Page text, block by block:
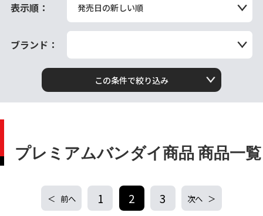
表示順： 発売日の新しい順
ブランド：
この条件で絞り込み
プレミアムバンダイ商品 商品一覧
前へ 1 2 3 次へ